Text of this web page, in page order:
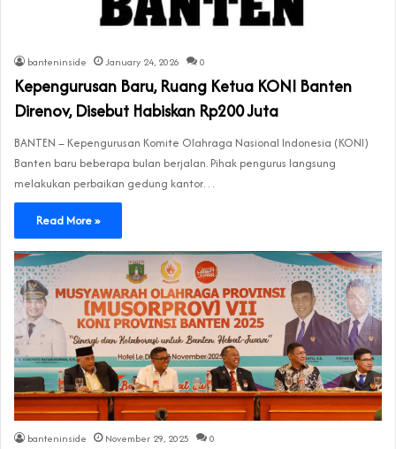
banteninside January 24, 2026 0
Kepengurusan Baru, Ruang Ketua KONI Banten
Direnov, Disebut Habiskan Rp200 Juta
BANTEN – Kepengurusan Komite Olahraga Nasional Indonesia (KONI)
Banten baru beberapa bulan berjalan. Pihak pengurus langsung
melakukan perbaikan gedung kantor…
Read More »
banteninside November 29, 2025 0